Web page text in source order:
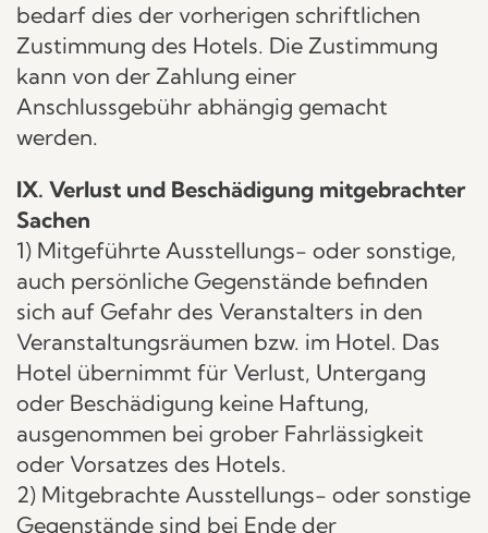
bedarf dies der vorherigen schriftlichen
Zustimmung des Hotels. Die Zustimmung
kann von der Zahlung einer
Anschlussgebühr abhängig gemacht
werden.
IX. Verlust und Beschädigung mitgebrachter
Sachen
1) Mitgeführte Ausstellungs- oder sonstige,
auch persönliche Gegenstände befinden
sich auf Gefahr des Veranstalters in den
Veranstaltungsräumen bzw. im Hotel. Das
Hotel übernimmt für Verlust, Untergang
oder Beschädigung keine Haftung,
ausgenommen bei grober Fahrlässigkeit
oder Vorsatzes des Hotels.
2) Mitgebrachte Ausstellungs- oder sonstige
Gegenstände sind bei Ende der